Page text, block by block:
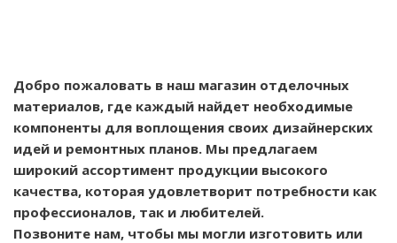
Добро пожаловать в наш магазин отделочных
материалов, где каждый найдет необходимые
компоненты для воплощения своих дизайнерских
идей и ремонтных планов. Мы предлагаем
широкий ассортимент продукции высокого
качества, которая удовлетворит потребности как
профессионалов, так и любителей.
Позвоните нам, чтобы мы могли изготовить или